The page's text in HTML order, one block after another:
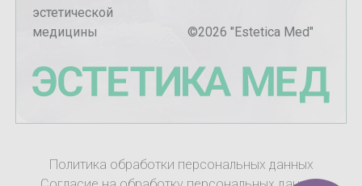
эстетической
медицины
©2026 "Estetica Med"
Политика обработки персональных данных